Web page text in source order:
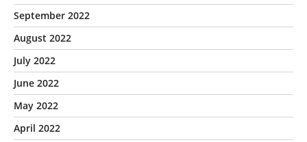
September 2022
August 2022
July 2022
June 2022
May 2022
April 2022